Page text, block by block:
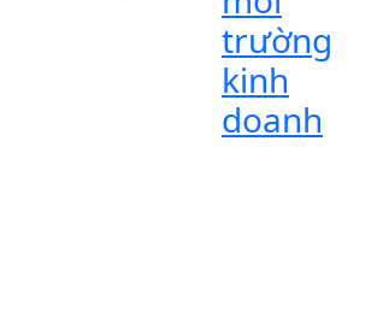
trường
kinh
doanh